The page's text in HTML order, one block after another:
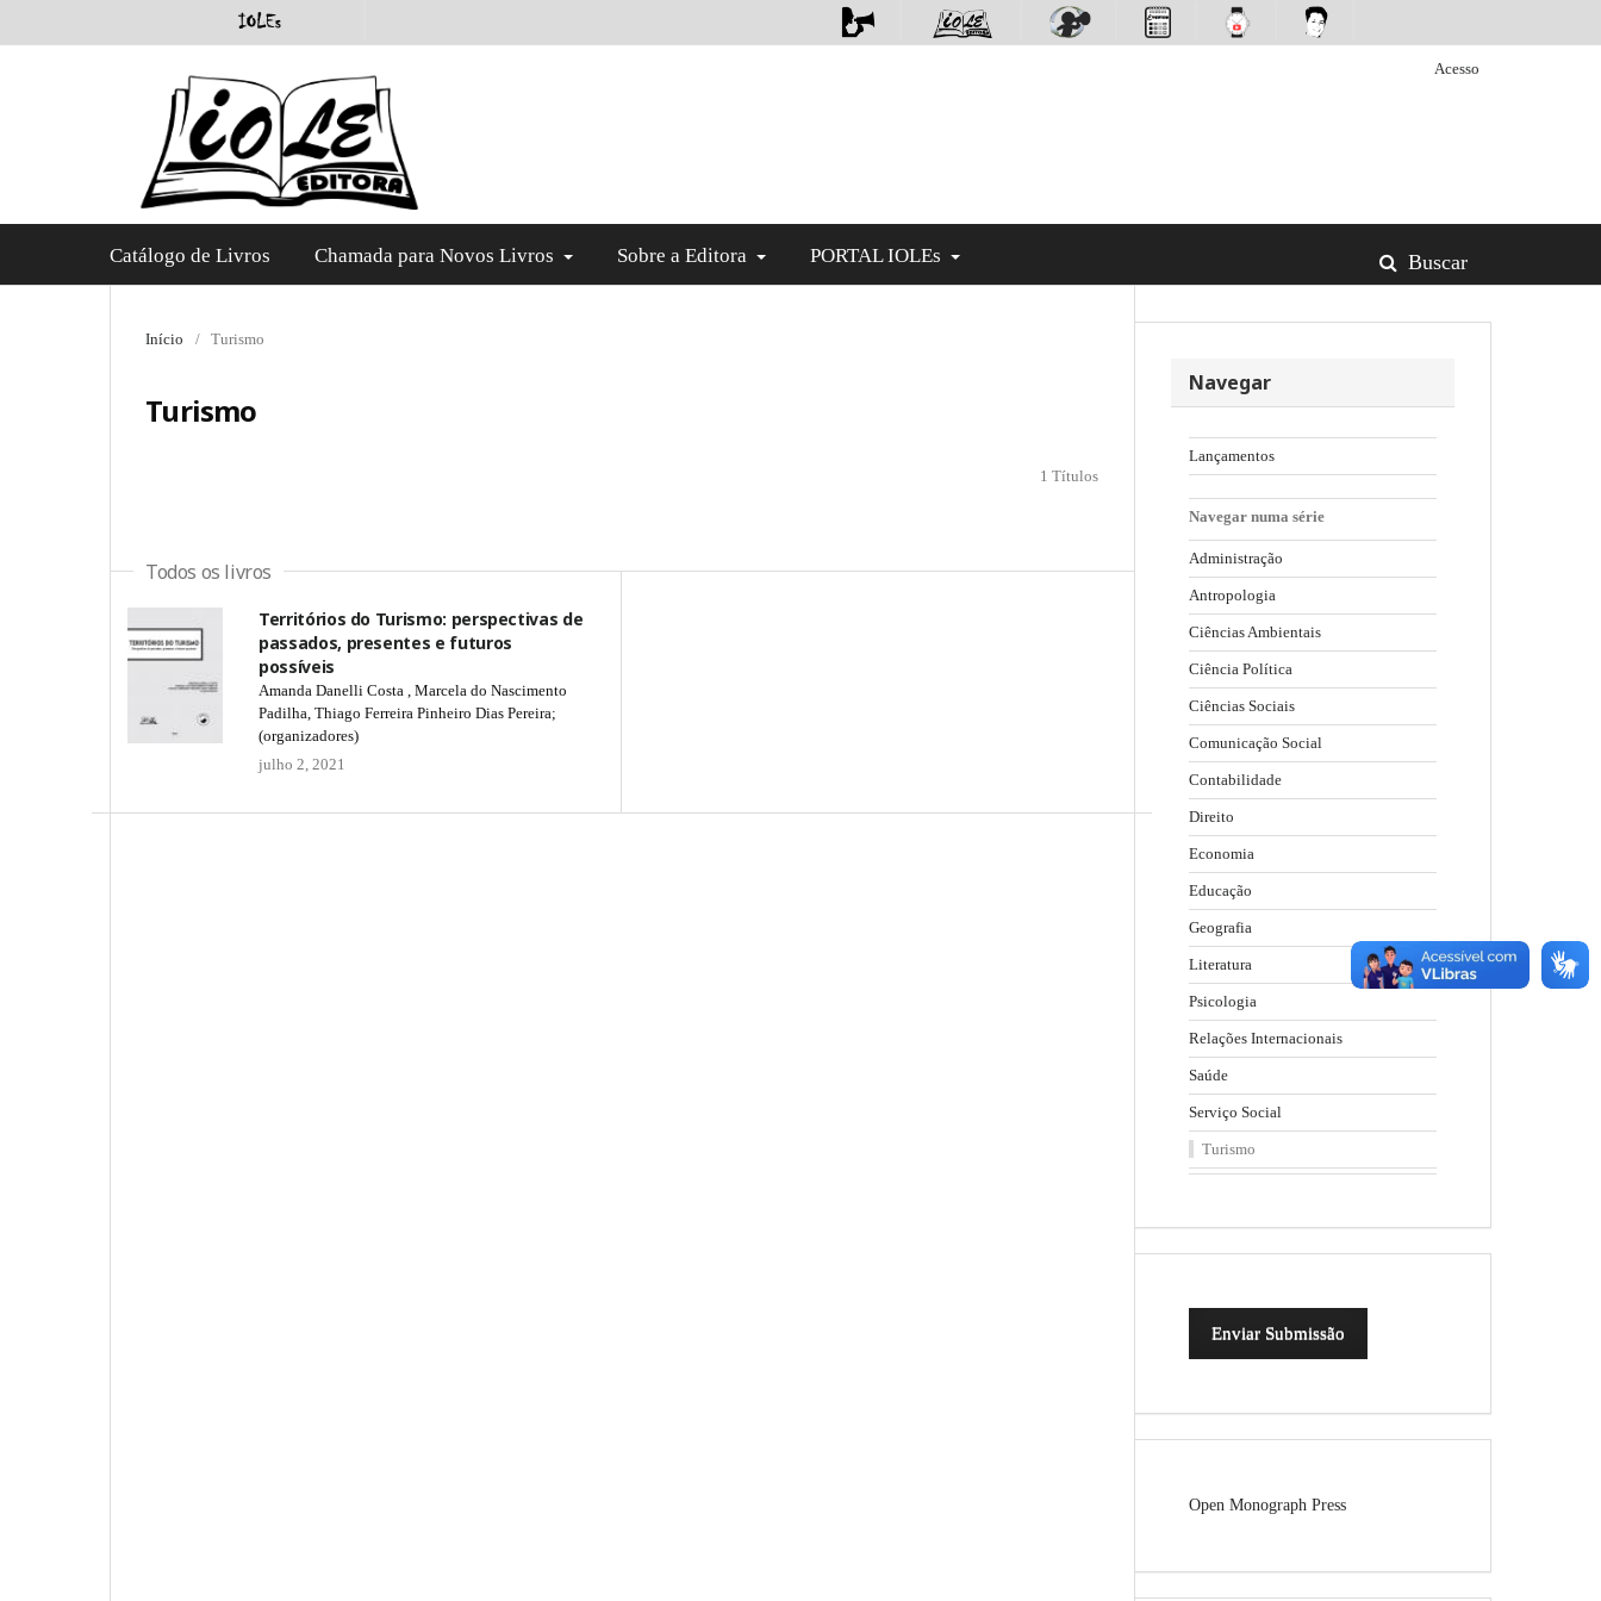
Acesso
Catálogo de Livros Chamada para Novos Livros Sobre a Editora PORTAL IOLEs Buscar
Início / Turismo
Turismo
1 Títulos
Todos os livros
Territórios do Turismo: perspectivas de
passados, presentes e futuros
possíveis
Amanda Danelli Costa , Marcela do Nascimento
Padilha, Thiago Ferreira Pinheiro Dias Pereira;
(organizadores)
julho 2, 2021
Navegar
Lançamentos
Navegar numa série
Administração
Antropologia
Ciências Ambientais
Ciência Política
Ciências Sociais
Comunicação Social
Contabilidade
Direito
Economia
Educação
Geografia
Literatura
Psicologia
Relações Internacionais
Saúde
Serviço Social
Turismo
Enviar Submissão
Open Monograph Press